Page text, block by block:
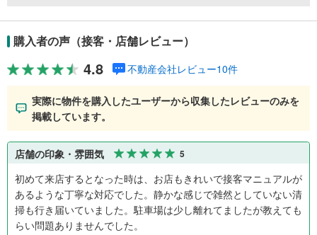
購入者の声（接客・店舗レビュー）
4.8 不動産会社レビュー10件
実際に物件を購入したユーザーから収集したレビューのみを
掲載しています。
店舗の印象・雰囲気 5
初めて来店するとなった時は、お店もきれいで接客マニュアルが
あるような丁寧な対応でした。静かな感じで雑然としていない清
掃も行き届いていました。駐車場は少し離れてましたが教えても
らい問題ありませんでした。